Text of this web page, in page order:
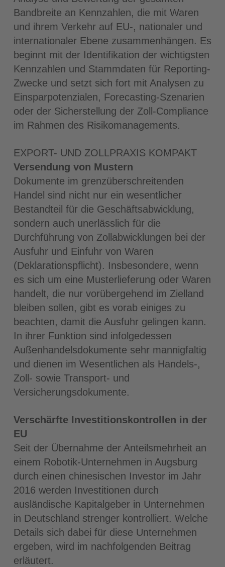
Bandbreite an Kennzahlen, die mit Waren
und ihrem Verkehr auf EU-, nationaler und
internationaler Ebene zusammenhängen. Es
beginnt mit der Identifikation der wichtigsten
Kennzahlen und Stammdaten für Reporting-
Zwecke und setzt sich fort mit Analysen zu
Einsparpotenzialen, Forecasting-Szenarien
oder der Sicherstellung der Zoll-Compliance
im Rahmen des Risikomanagements.
EXPORT- UND ZOLLPRAXIS KOMPAKT
Versendung von Mustern
Dokumente im grenzüberschreitenden
Handel sind nicht nur ein wesentlicher
Bestandteil für die Geschäftsabwicklung,
sondern auch unerlässlich für die
Durchführung von Zollabwicklungen bei der
Ausfuhr und Einfuhr von Waren
(Deklarationspflicht). Insbesondere, wenn
es sich um eine Musterlieferung oder Waren
handelt, die nur vorübergehend im Zielland
bleiben sollen, gibt es vorab einiges zu
beachten, damit die Ausfuhr gelingen kann.
In ihrer Funktion sind infolgedessen
Außenhandelsdokumente sehr mannigfaltig
und dienen im Wesentlichen als Handels-,
Zoll- sowie Transport- und
Versicherungsdokumente.
Verschärfte Investitionskontrollen in der
EU
Seit der Übernahme der Anteilsmehrheit an
einem Robotik-Unternehmen in Augsburg
durch einen chinesischen Investor im Jahr
2016 werden Investitionen durch
ausländische Kapitalgeber in Unternehmen
in Deutschland strenger kontrolliert. Welche
Details sich dabei für diese Unternehmen
ergeben, wird im nachfolgenden Beitrag
erläutert.